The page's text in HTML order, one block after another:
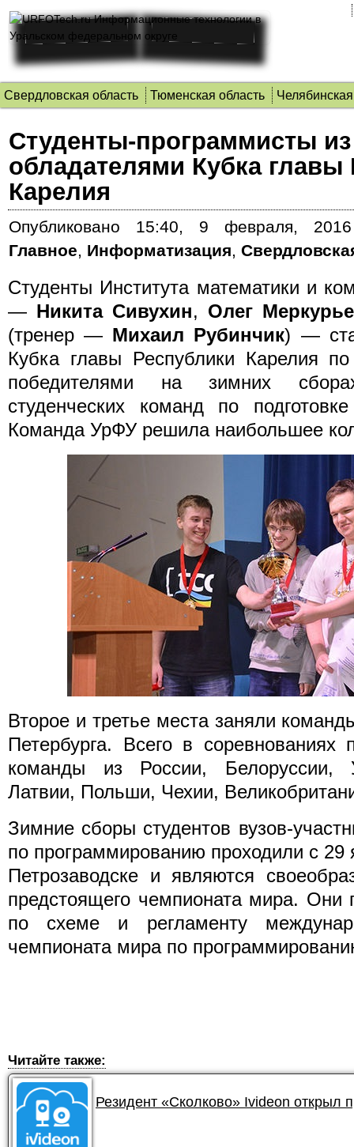
Свердловская область Тюменская область
Студенты-программисты
обладателями Кубка главы
Карелия
Опубликовано
15:40, 9 февраля,
Главное, Информатизация,
Студенты Института математики и
— Никита Сивухин, Олег
(тренер — Михаил Рубинчик) —
Кубка главы Республики Карелия
победителями на зимних
студенческих команд по
Команда УрФУ решила наибольшее
Второе и третье места заняли
Петербурга. Всего в соревнованиях
команды из России, Белоруссии,
Латвии, Польши, Чехии,
Зимние сборы студентов вузов-
по программированию проходили с
Петрозаводске и являются
предстоящего чемпионата мира. Они
по схеме и регламенту
чемпионата мира по
Читайте также:
Резидент «Сколково» Ivideon открыл